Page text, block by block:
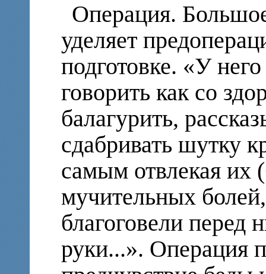
Операция.
уделяет
подготовке. «У
говорить как со
балагурить,
сдабривать шутку
самым отвлекая их
мучительных
благоговели перед
руки...». Операция